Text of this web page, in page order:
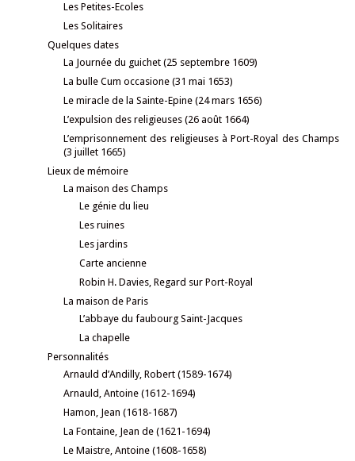
Les Petites-Ecoles
Les Solitaires
Quelques dates
La Journée du guichet (25 septembre 1609)
La bulle Cum occasione (31 mai 1653)
Le miracle de la Sainte-Epine (24 mars 1656)
L’expulsion des religieuses (26 août 1664)
L’emprisonnement des religieuses à Port-Royal des Champs
(3 juillet 1665)
Lieux de mémoire
La maison des Champs
Le génie du lieu
Les ruines
Les jardins
Carte ancienne
Robin H. Davies, Regard sur Port-Royal
La maison de Paris
L’abbaye du faubourg Saint-Jacques
La chapelle
Personnalités
Arnauld d’Andilly, Robert (1589-1674)
Arnauld, Antoine (1612-1694)
Hamon, Jean (1618-1687)
La Fontaine, Jean de (1621-1694)
Le Maistre, Antoine (1608-1658)